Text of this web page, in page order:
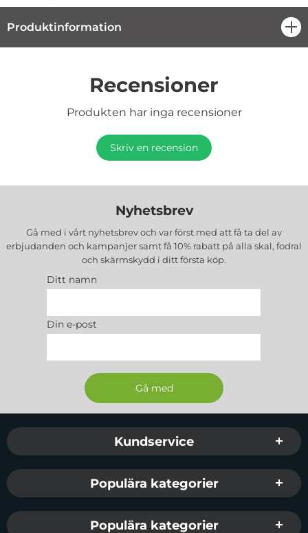
Produktinformation
Recensioner
Produkten har inga recensioner
Skriv en recension
Nyhetsbrev
Gå med i vårt nyhetsbrev och var först med att få ta del av
erbjudanden och kampanjer samt få 10% rabatt på alla skal, fodral
och skärmskydd i ditt första köp.
Ditt namn
Din e-post
Sidfot Blandad info och länkar
Kundservice
Populära kategorier
Populära kategorier